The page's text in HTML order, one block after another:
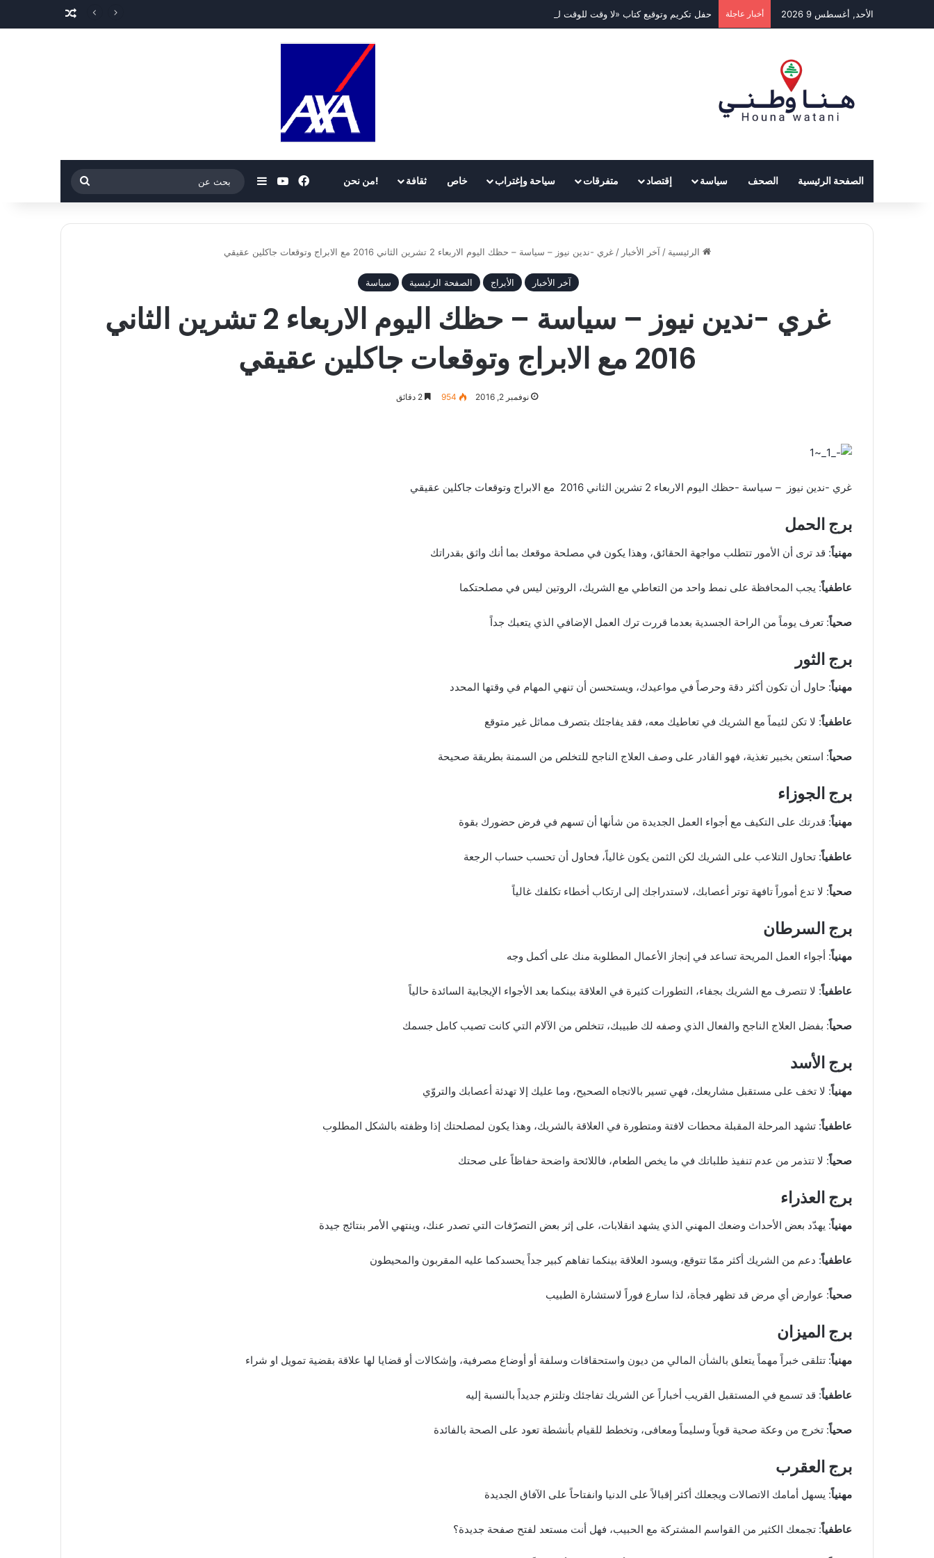
الأحد, أغسطس 9 2026 أخبار عاجلة حفل تكريم وتوقيع كتاب «لا وقت للوقت للأديبة مي خليل مقال عشوائي
الصفحة الرئيسية الصحف سياسة إقتصاد متفرقات سياحة وإغتراب خاص ثقافة !من نحن فيسبوك‫YouTubeإضافة عمود جانبي
بحث
عن
الرئيسية / آخر الأخبار / غري -ندين نيوز – سياسة – حظك اليوم الاربعاء 2 تشرين الثاني 2016 مع الابراج وتوقعات جاكلين عقيقي
آخر الأخبار الأبراج الصفحة الرئيسية سياسة
غري -ندين نيوز – سياسة – حظك اليوم الاربعاء 2 تشرين الثاني
2016 مع الابراج وتوقعات جاكلين عقيقي
نوفمبر 2, 2016 954
غري -ندين نيوز – سياسة -حظك اليوم الاربعاء 2 تشرين الثاني 2016 مع الابراج وتوقعات جاكلين عقيقي
برج الحمل
مهنياً: قد ترى أن الأمور تتطلب مواجهة الحقائق، وهذا يكون في مصلحة موقعك بما أنك واثق بقدراتك
عاطفياً: يجب المحافظة على نمط واحد من التعاطي مع الشريك، الروتين ليس في مصلحتكما
صحياً: تعرف يوماً من الراحة الجسدية بعدما قررت ترك العمل الإضافي الذي يتعبك جداً
برج الثور
مهنياً: حاول أن تكون أكثر دقة وحرصاً في مواعيدك، ويستحسن أن تنهي المهام في وقتها المحدد
عاطفياً: لا تكن لئيماً مع الشريك في تعاطيك معه، فقد يفاجئك بتصرف مماثل غير متوقع
صحياً: استعن بخبير تغذية، فهو القادر على وصف العلاج الناجح للتخلص من السمنة بطريقة صحيحة
برج الجوزاء
مهنياً: قدرتك على التكيف مع أجواء العمل الجديدة من شأنها أن تسهم في فرض حضورك بقوة
عاطفياً: تحاول التلاعب على الشريك لكن الثمن يكون غالياً، فحاول أن تحسب حساب الرجعة
صحياً: لا تدع أموراً تافهة توتر أعصابك، لاستدراجك إلى ارتكاب أخطاء تكلفك غالياً
برج السرطان
مهنياً: أجواء العمل المريحة تساعد في إنجاز الأعمال المطلوبة منك على أكمل وجه
عاطفياً: لا تتصرف مع الشريك بجفاء، التطورات كثيرة في العلاقة بينكما بعد الأجواء الإيجابية السائدة حالياً
صحياً: بفضل العلاج الناجح والفعال الذي وصفه لك طبيبك، تتخلص من الآلام التي كانت تصيب كامل جسمك
برج الأسد
مهنياً: لا تخف على مستقبل مشاريعك، فهي تسير بالاتجاه الصحيح، وما عليك إلا تهدئة أعصابك والتروّي
عاطفياً: تشهد المرحلة المقبلة محطات لافتة ومتطورة في العلاقة بالشريك، وهذا يكون لمصلحتك إذا وظفته بالشكل المطلوب
صحياً: لا تتذمر من عدم تنفيذ طلباتك في ما يخص الطعام، فاللائحة واضحة حفاظاً على صحتك
برج العذراء
مهنياً: يهدّد بعض الأحداث وضعك المهني الذي يشهد انقلابات، على إثر بعض التصرّفات التي تصدر عنك، وينتهي الأمر بنتائج جيدة
عاطفياً: دعم من الشريك أكثر ممّا تتوقع، ويسود العلاقة بينكما تفاهم كبير جداً يحسدكما عليه المقربون والمحيطون
صحياً: عوارض أي مرض قد تظهر فجأة، لذا سارع فوراً لاستشارة الطبيب
برج الميزان
مهنياً: تتلقى خبراً مهماً يتعلق بالشأن المالي من ديون واستحقاقات وسلفة أو أوضاع مصرفية، وإشكالات أو قضايا لها علاقة بقضية تمويل او شراء
عاطفياً: قد تسمع في المستقبل القريب أخباراً عن الشريك تفاجئك وتلتزم جديداً بالنسبة إليه
صحياً: تخرج من وعكة صحية قوياً وسليماً ومعافى، وتخطط للقيام بأنشطة تعود على الصحة بالفائدة
برج العقرب
مهنياً: يسهل أمامك الاتصالات ويجعلك أكثر إقبالاً على الدنيا وانفتاحاً على الآفاق الجديدة
عاطفياً: تجمعك الكثير من القواسم المشتركة مع الحبيب، فهل أنت مستعد لفتح صفحة جديدة؟